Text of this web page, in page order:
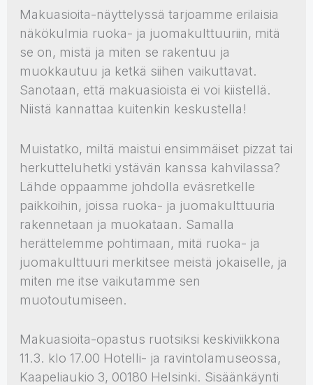
Makuasioita-näyttelyssä tarjoamme erilaisia
näkökulmia ruoka- ja juomakulttuuriin, mitä
se on, mistä ja miten se rakentuu ja
muokkautuu ja ketkä siihen vaikuttavat.
Sanotaan, että makuasioista ei voi kiistellä.
Niistä kannattaa kuitenkin keskustella!
Muistatko, miltä maistui ensimmäiset pizzat tai
herkutteluhetki ystävän kanssa kahvilassa?
Lähde oppaamme johdolla eväsretkelle
paikkoihin, joissa ruoka- ja juomakulttuuria
rakennetaan ja muokataan. Samalla
herättelemme pohtimaan, mitä ruoka- ja
juomakulttuuri merkitsee meistä jokaiselle, ja
miten me itse vaikutamme sen
muotoutumiseen.
Makuasioita-opastus ruotsiksi keskiviikkona
11.3. klo 17.00 Hotelli- ja ravintolamuseossa,
Kaapeliaukio 3, 00180 Helsinki. Sisäänkäynti